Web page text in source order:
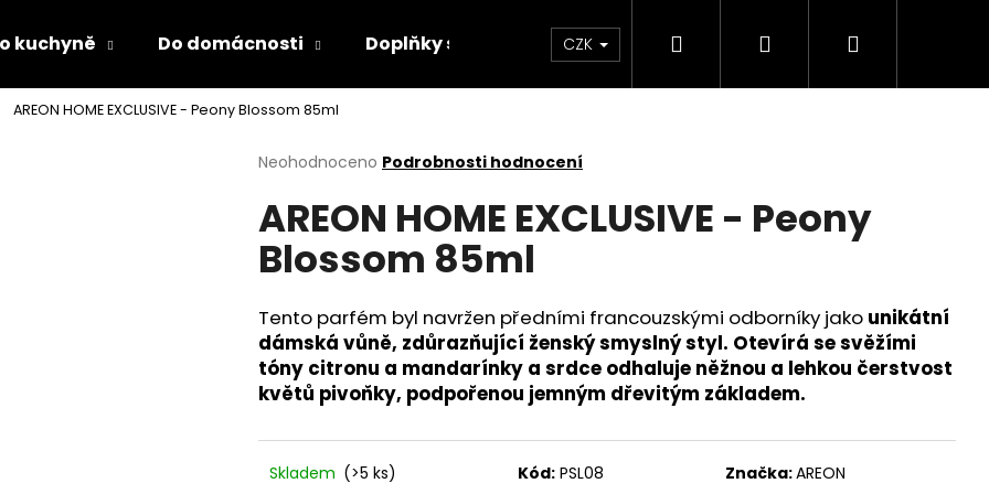
kuchyně Do domácnosti Doplňky s LED světlem Zdraví Výprodej skladových
CZK Hledat PřihlášeníNákupní
AREON HOME EXCLUSIVE - Peony Blossom 85ml
Průměrné
produktu
je
0,0
hvězdiček.
Neohodnoceno Podrobnosti hodnocení
AREON HOME EXCLUSIVE - Peony
Blossom 85ml
Tento parfém byl navržen předními francouzskými odborníky jako unikátní
dámská vůně, zdůrazňující ženský smyslný styl. Otevírá se svěžími
tóny citronu a mandarínky a srdce odhaluje něžnou a lehkou čerstvost
květů pivoňky, podpořenou jemným dřevitým základem.
Skladem (>5 ks) Kód: PSL08 Značka:AREON
Co potřebujete najít?
HLEDAT
PÁNEVNÍ PROLOŽKY SADA 3 KUSY